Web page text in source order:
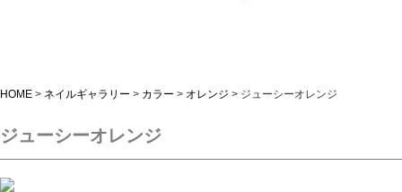
HOME > ネイルギャラリー > カラー > オレンジ > ジューシーオレンジ
ジューシーオレンジ